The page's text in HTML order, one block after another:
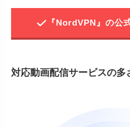
『NordVPN』の公
対応動画配信サービスの多